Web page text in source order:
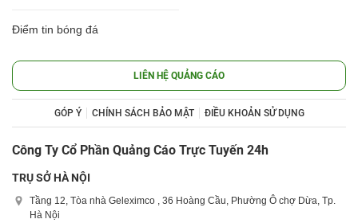
Điểm tin bóng đá
LIÊN HỆ QUẢNG CÁO
GÓP Ý CHÍNH SÁCH BẢO MẬT ĐIỀU KHOẢN SỬ DỤNG
Công Ty Cổ Phần Quảng Cáo Trực Tuyến 24h
TRỤ SỞ HÀ NỘI
Tầng 12, Tòa nhà Geleximco , 36 Hoàng Cầu, Phường Ô chợ Dừa, Tp.
Hà Nội